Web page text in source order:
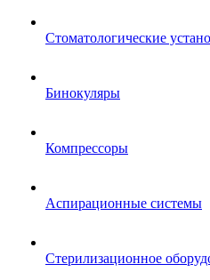
Стоматологические
Бинокуляры
Компрессоры
Аспирационные системы
Стерилизационное